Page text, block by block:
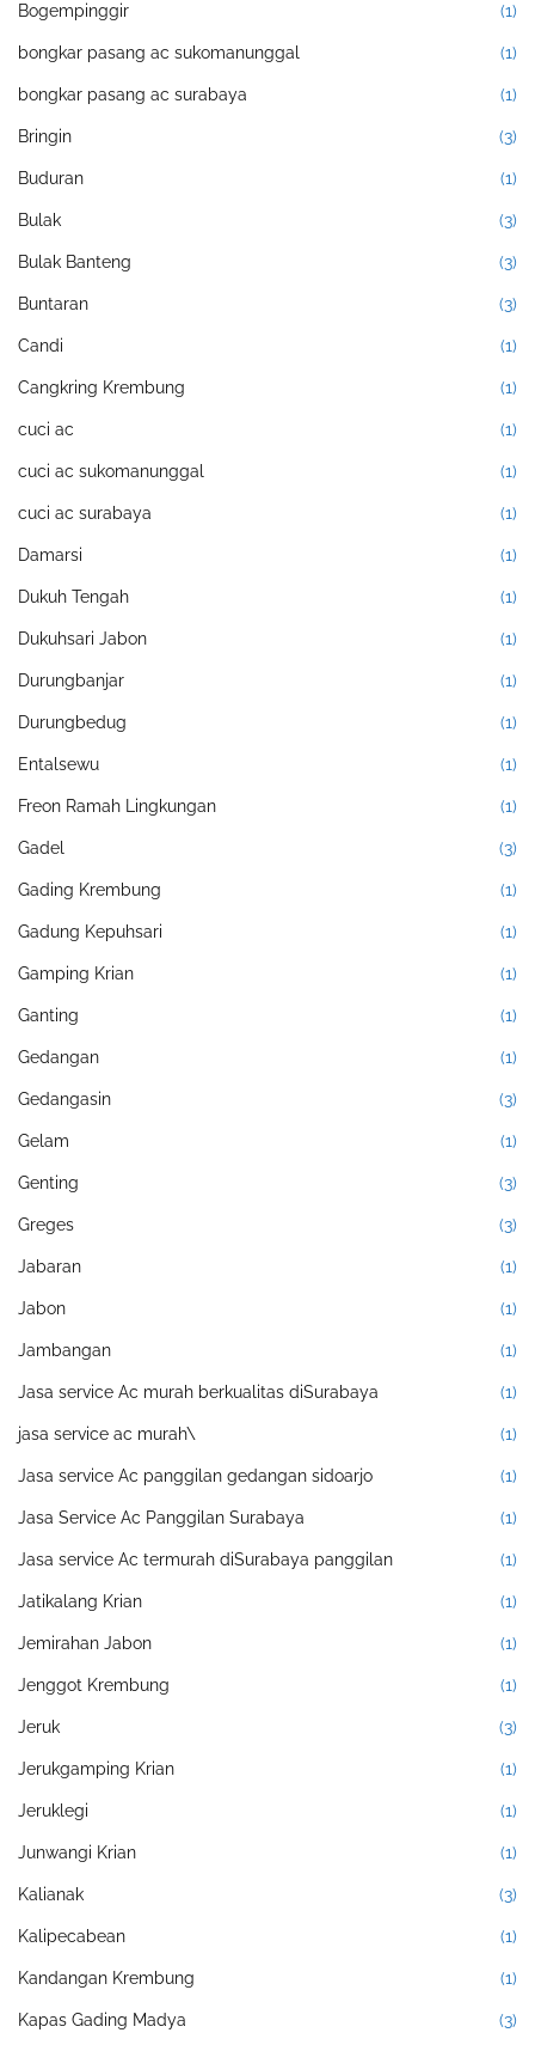
Bogempinggir (1)
bongkar pasang ac sukomanunggal (1)
bongkar pasang ac surabaya (1)
Bringin (3)
Buduran (1)
Bulak (3)
Bulak Banteng (3)
Buntaran (3)
Candi (1)
Cangkring Krembung (1)
cuci ac (1)
cuci ac sukomanunggal (1)
cuci ac surabaya (1)
Damarsi (1)
Dukuh Tengah (1)
Dukuhsari Jabon (1)
Durungbanjar (1)
Durungbedug (1)
Entalsewu (1)
Freon Ramah Lingkungan (1)
Gadel (3)
Gading Krembung (1)
Gadung Kepuhsari (1)
Gamping Krian (1)
Ganting (1)
Gedangan (1)
Gedangasin (3)
Gelam (1)
Genting (3)
Greges (3)
Jabaran (1)
Jabon (1)
Jambangan (1)
Jasa service Ac murah berkualitas diSurabaya (1)
jasa service ac murah\ (1)
Jasa service Ac panggilan gedangan sidoarjo (1)
Jasa Service Ac Panggilan Surabaya (1)
Jasa service Ac termurah diSurabaya panggilan (1)
Jatikalang Krian (1)
Jemirahan Jabon (1)
Jenggot Krembung (1)
Jeruk (3)
Jerukgamping Krian (1)
Jeruklegi (1)
Junwangi Krian (1)
Kalianak (3)
Kalipecabean (1)
Kandangan Krembung (1)
Kapas Gading Madya (3)